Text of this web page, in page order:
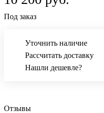
Под заказ
Уточнить наличие
Рассчитать доставку
Нашли дешевле?
Отзывы